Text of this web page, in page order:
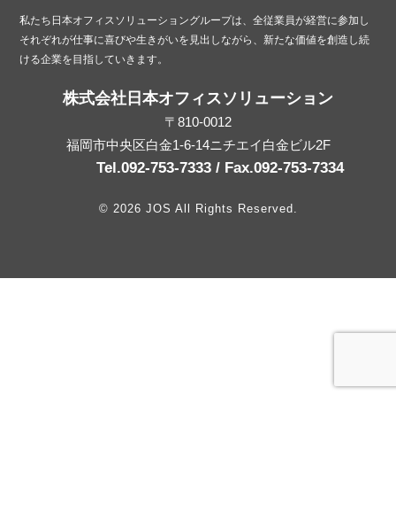
私たち日本オフィスソリューショングループは、全従業員が経営に参加し
それぞれが仕事に喜びや生きがいを見出しながら、新たな価値を創造し続
ける企業を目指していきます。
株式会社日本オフィスソリューション
〒810-0012
福岡市中央区白金1-6-14ニチエイ白金ビル2F
Tel.092-753-7333 / Fax.092-753-7334
© 2026 JOS All Rights Reserved.